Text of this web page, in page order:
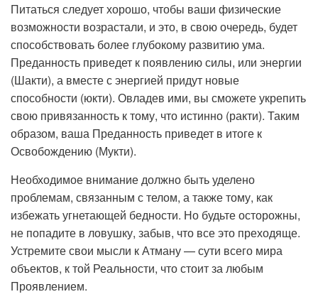
Питаться следует хорошо, чтобы ваши физические
возможности возрастали, и это, в свою очередь, будет
способствовать более глубокому развитию ума.
Преданность приведет к появлению силы, или энергии
(Шакти), а вместе с энергией придут новые
способности (юкти). Овладев ими, вы сможете укрепить
свою привязанность к тому, что истинно (ракти). Таким
образом, ваша Преданность приведет в итоге к
Освобождению (Мукти).
Необходимое внимание должно быть уделено
проблемам, связанным с телом, а также тому, как
избежать угнетающей бедности. Но будьте осторожны,
не попадите в ловушку, забыв, что все это преходяще.
Устремите свои мысли к Атману — сути всего мира
объектов, к той Реальности, что стоит за любым
Проявлением.